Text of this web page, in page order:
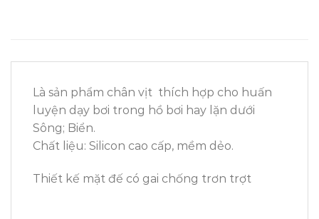
Là sản phẩm chân vịt thích hợp cho huấn
luyện dạy bơi trong hồ bơi hay lặn dưới
Sông; Biển.
Chất liệu: Silicon cao cấp, mềm dẻo.
Thiết kế mặt đế có gai chống trơn trợt